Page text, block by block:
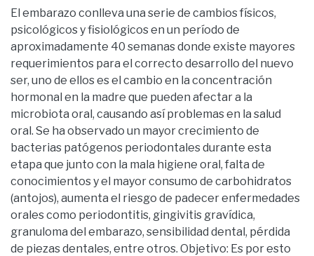
El embarazo conlleva una serie de cambios físicos,
psicológicos y fisiológicos en un período de
aproximadamente 40 semanas donde existe mayores
requerimientos para el correcto desarrollo del nuevo
ser, uno de ellos es el cambio en la concentración
hormonal en la madre que pueden afectar a la
microbiota oral, causando así problemas en la salud
oral. Se ha observado un mayor crecimiento de
bacterias patógenos periodontales durante esta
etapa que junto con la mala higiene oral, falta de
conocimientos y el mayor consumo de carbohidratos
(antojos), aumenta el riesgo de padecer enfermedades
orales como periodontitis, gingivitis gravídica,
granuloma del embarazo, sensibilidad dental, pérdida
de piezas dentales, entre otros. Objetivo: Es por esto